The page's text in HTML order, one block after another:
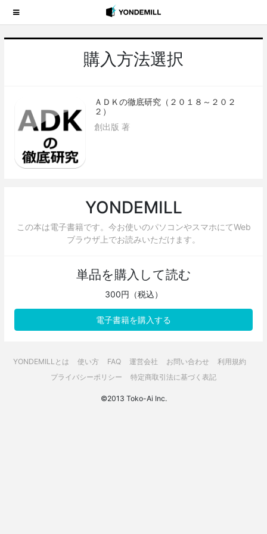
購入方法選択
ＡＤＫの徹底研究（２０１８～２０２
２）
創出版 著
YONDEMILL
この本は電子書籍です。今お使いのパソコンやスマホにてWeb
ブラウザ上でお読みいただけます。
単品を購入して読む
300円（税込）
電子書籍を購入する
YONDEMILLとは 使い方 FAQ 運営会社 お問い合わせ
利用規約
プライバシーポリシー
特定商取引法に基づく表記
©2013 Toko-Ai Inc.